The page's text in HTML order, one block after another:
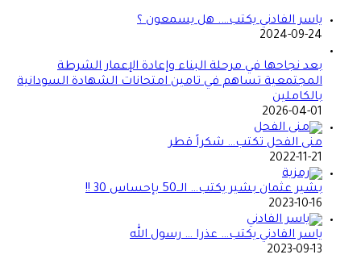
ياسر الفادني يكتب…. هل يسمعون ؟
2024-09-24
بعد نجاحها في مرحلة البناء وإعادة الإعمار الشرطة
المجتمعية تساهم في تامين امتحانات الشهادة السودانية
بالكاملين
2026-04-01
منى الفحل تكتب… شكراً قطر
2022-11-21
بشير عثمان بشير يكتب… الــ50 بإحساس 30 !!
2023-10-16
ياسر الفادني يكتب… عذرا … رسول الله
2023-09-13